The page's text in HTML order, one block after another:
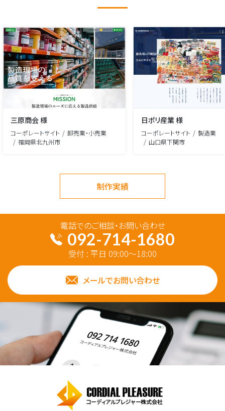
三原商会 様
コーポレートサイト
卸売業・小売業
福岡県北九州市
日ポリ産業 様
コーポレートサイト
製造業
山口県下関市
制作実績
電話でのご相談・お問い合わせ
092-714-1680
受付 : 平日 09:00～18:00
メールでお問い合わせ